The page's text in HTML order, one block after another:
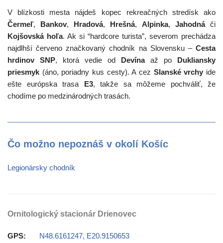
V blízkosti mesta nájdeš kopec rekreačných stredísk ako
Čermeľ, Bankov, Hradová, Hrešná, Alpinka, Jahodnáči
Kojšovská hoľa. Ak si “hardcore turista”, severom prechádza
najdlhší červeno značkovaný chodník na Slovensku – Cesta
hrdinov SNP, ktorá vedie od Devínaaž po Dukliansky
priesmyk (áno, poriadny kus cesty). A cez Slanské vrchy ide
ešte európska trasa E3, takže sa môžeme pochváliť, že
chodíme po medzinárodných trasách.
Čo možno nepoznáš v okolí Košíc
Legionársky chodník
Ornitologický stacionár Drienovec
GPS:
N48.6161247, E20.9150653